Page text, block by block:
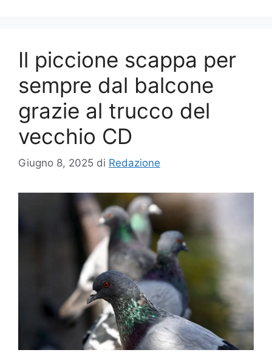
Il piccione scappa per
sempre dal balcone
grazie al trucco del
vecchio CD
Giugno 8, 2025 di Redazione